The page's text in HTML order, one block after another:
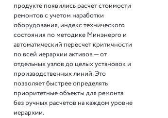
продукте появились расчет стоимости
ремонтов с учетом наработки
оборудования, индекс технического
состояния по методике Минэнерго и
автоматический пересчет критичности
по всей иерархии активов — от
отдельных узлов до целых установок и
производственных линий. Это
позволяет быстрее определять
приоритетные объекты для ремонта
без ручных расчетов на каждом уровне
иерархии.